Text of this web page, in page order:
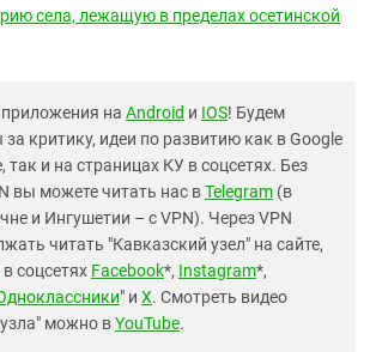
села, лежащую в пределах осетинской
на Android и IOS! Будем
за критику, идеи по развитию как в Google
так и на страницах КУ в соцсетях. Без
вы можете читать нас вTelegram (в
и Ингушетии – с VPN). Через VPN
читать "Кавказский узел" на сайте,
соцсетях Facebook*, Instagram*,
" и X. Смотреть видео
можно вYouTube.